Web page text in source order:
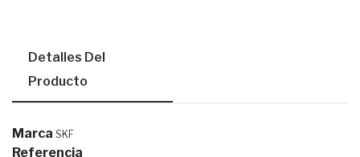
Detalles Del
Producto
Marca SKF
Referencia